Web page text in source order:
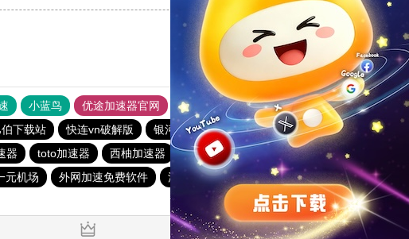
小蓝鸟 优途加速器官网 风驰加速器 旋风加速器
八戒看书
伯下载站 快连vn破解版 银河加速器
新日港下载站
器 toto加速器 西柚加速器 蚂蚁npv加速器
2023免费加速神器
元机场 外网加速免费软件 油管加速器永久免费版
旋风vqn加速